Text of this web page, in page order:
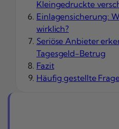
Kleingedruckte
Einlagensicherung:
wirklich?
Seriöse Anbieter
Tagesgeld-Betrug
Fazit
Häufig gestellte